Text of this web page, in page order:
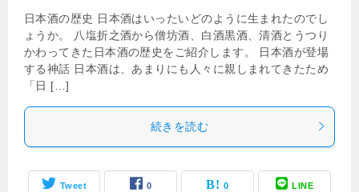
日本酒の歴史 日本酒はいったいどのように生まれたのでし
ょうか。 八塩折之酒から僧坊酒、白酒黒酒、清酒とうつり
かわってきた日本酒の歴史をご紹介します。 日本酒が登場
する神話 日本酒は、あまりにも人々に親しまれてきたため
「日 […]
続きを読む
Tweet 0 0 LINE